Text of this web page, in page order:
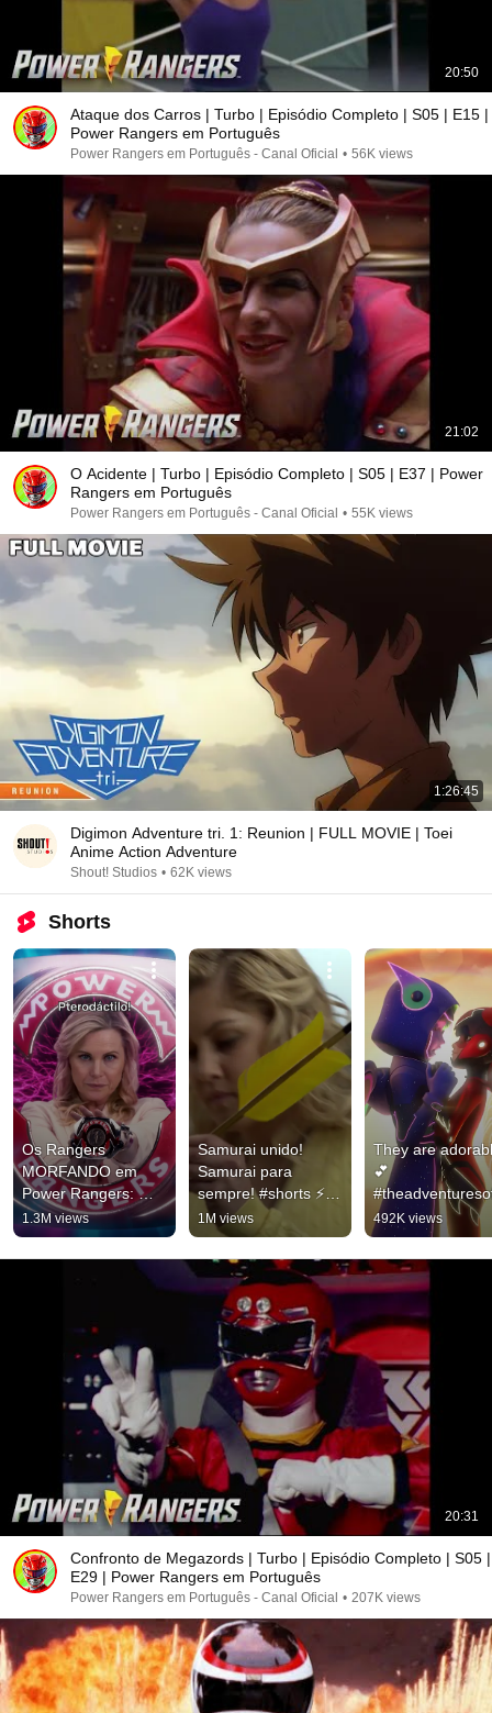
20:50
Ataque dos Carros | Turbo | Episódio Completo | S05 | E15 |
Power Rangers em Português
Power Rangers em Português - Canal Oficial • 56K views
21:02
O Acidente | Turbo | Episódio Completo | S05 | E37 | Power
Rangers em Português
Power Rangers em Português - Canal Oficial • 55K views
1:26:45
Digimon Adventure tri. 1: Reunion | FULL MOVIE | Toei
Anime Action Adventure
Shout! Studios • 62K views
Shorts
Os Rangers
MORFANDO em
Power Rangers:
Agora e Sempre 💙
❤️💚🖤 | Netflix Brasil
#powerrangers
1.3M views
Samurai unido!
Samurai para
sempre! #shorts ⚡️ |
Power Rangers para
Crianças
1M views
They are
💕
ybug
#ryuko #argos
#ladybug ...
492K views
20:31
Confronto de Megazords | Turbo | Episódio Completo | S05 |
E29 | Power Rangers em Português
Power Rangers em Português - Canal Oficial • 207K views